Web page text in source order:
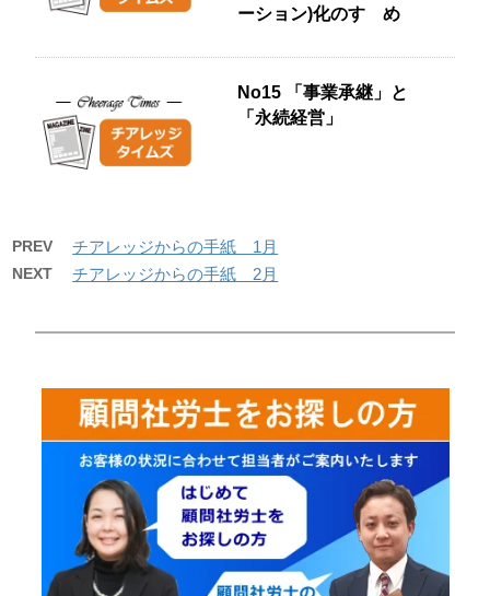
ーション)化のすゝめ
No15 「事業承継」と
「永続経営」
PREV チアレッジからの手紙 1月
NEXT チアレッジからの手紙 2月